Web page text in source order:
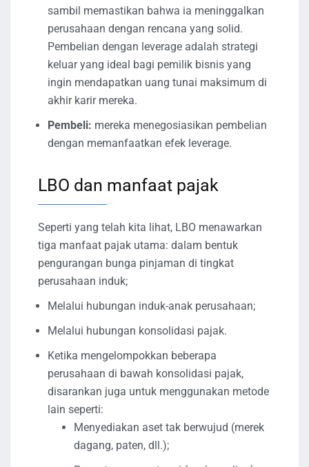
sambil memastikan bahwa ia meninggalkan
perusahaan dengan rencana yang solid.
Pembelian dengan leverage adalah strategi
keluar yang ideal bagi pemilik bisnis yang
ingin mendapatkan uang tunai maksimum di
akhir karir mereka.
Pembeli: mereka menegosiasikan pembelian
dengan memanfaatkan efek leverage.
LBO dan manfaat pajak
Seperti yang telah kita lihat, LBO menawarkan
tiga manfaat pajak utama: dalam bentuk
pengurangan bunga pinjaman di tingkat
perusahaan induk;
Melalui hubungan induk-anak perusahaan;
Melalui hubungan konsolidasi pajak.
Ketika mengelompokkan beberapa
perusahaan di bawah konsolidasi pajak,
disarankan juga untuk menggunakan metode
lain seperti:
Menyediakan aset tak berwujud (merek
dagang, paten, dll.);